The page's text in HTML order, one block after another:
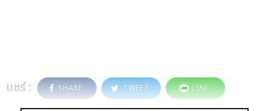
แชร์ : SHARE TWEET LINE